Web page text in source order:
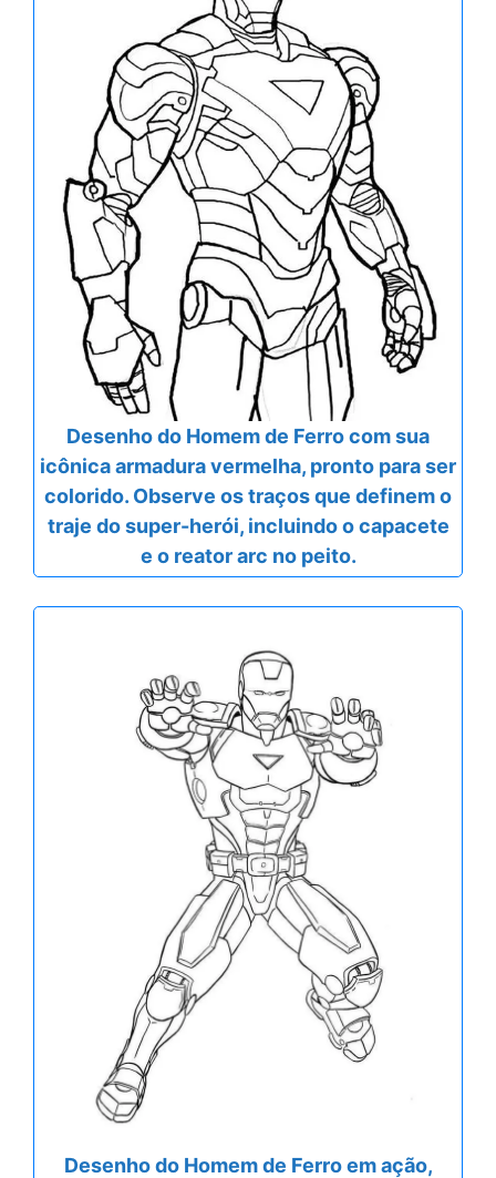
Desenho do Homem de Ferro com sua
icônica armadura vermelha, pronto para ser
colorido. Observe os traços que definem o
traje do super-herói, incluindo o capacete
e o reator arc no peito.
Desenho do Homem de Ferro em ação,